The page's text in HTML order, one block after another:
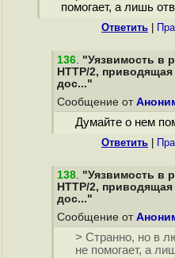
помогает, а лишь
Ответить
136. "Уязвимость в
HTTP/2,
дос..."
Сообщение от
Думайте о нем
Ответить
138. "Уязвимость в
HTTP/2,
дос..."
Сообщение от
> Странно, но в
не помогает, а